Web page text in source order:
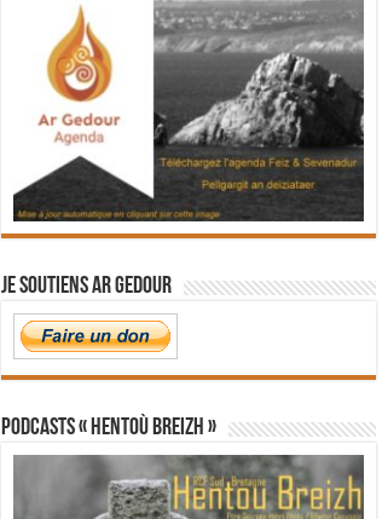
Je soutiens Ar Gedour
PODCASTS « Hentoù Breizh »